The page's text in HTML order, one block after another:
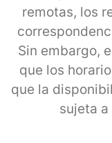
remotas, los
Sin embargo,
que los
que la
sujeta